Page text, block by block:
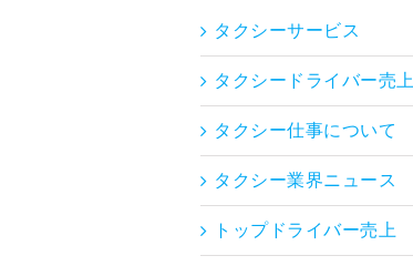
タクシーサービス
タクシードライバー売上
タクシー仕事について
タクシー業界ニュース
トップドライバー売上